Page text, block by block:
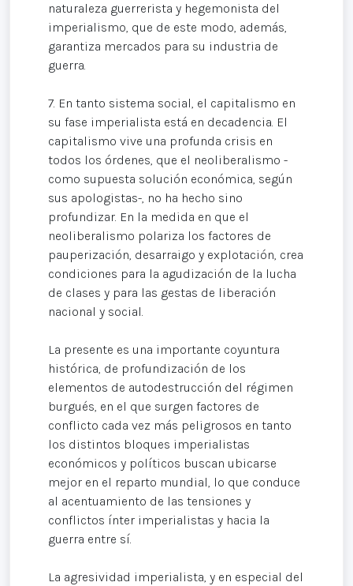
naturaleza guerrerista y hegemonista del
imperialismo, que de este modo, además,
garantiza mercados para su industria de
guerra.
7. En tanto sistema social, el capitalismo en
su fase imperialista está en decadencia. El
capitalismo vive una profunda crisis en
todos los órdenes, que el neoliberalismo -
como supuesta solución económica, según
sus apologistas-, no ha hecho sino
profundizar. En la medida en que el
neoliberalismo polariza los factores de
pauperización, desarraigo y explotación, crea
condiciones para la agudización de la lucha
de clases y para las gestas de liberación
nacional y social.
La presente es una importante coyuntura
histórica, de profundización de los
elementos de autodestrucción del régimen
burgués, en el que surgen factores de
conflicto cada vez más peligrosos en tanto
los distintos bloques imperialistas
económicos y políticos buscan ubicarse
mejor en el reparto mundial, lo que conduce
al acentuamiento de las tensiones y
conflictos ínter imperialistas y hacia la
guerra entre sí.
La agresividad imperialista, y en especial del